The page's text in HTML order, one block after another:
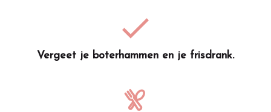
Vergeet je boterhammen en je frisdrank.